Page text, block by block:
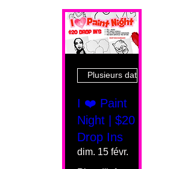
Plusieurs dates
I ❤️ Paint
Night | $20
Drop Ins
dim. 15 févr.